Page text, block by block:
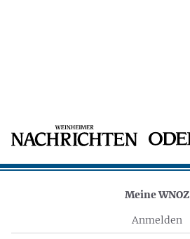
Meine WNOZ
Anmelden